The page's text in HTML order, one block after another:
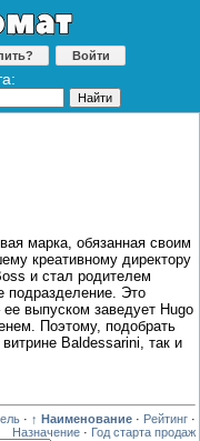
Войти
марка, обязанная своим
креативному директору
и стал родителем
подразделение. Это
ее выпуском заведует Hugo
Поэтому, подобрать
Baldessarini, так и
· ↑ Наименование · Рейтинг ·
Назначение · Год старта продаж